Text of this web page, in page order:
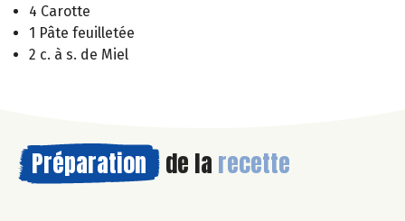
4 Carotte
1 Pâte feuilletée
2 c. à s. de Miel
Préparation de la recette